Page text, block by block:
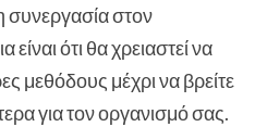
συνεργασία στον
ότι θα χρειαστεί να
μεθόδους μέχρι να βρείτε
για τον οργανισμό σας.